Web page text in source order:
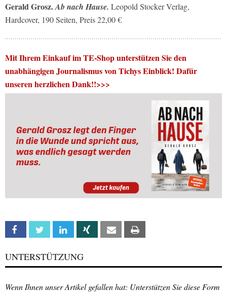
Gerald Grosz.Ab nach Hause. Leopold Stocker Verlag,
Hardcover, 190 Seiten, Preis 22,00 €
Mit Ihrem Einkauf im TE-Shop unterstützen Sie den
unabhängigen Journalismus von Tichys Einblick! Dafür
unseren herzlichen Dank!!>>>
Facebook Twitter Linkedin Xing Email
UNTERSTÜTZUNG
Wenn Ihnen unser Artikel gefallen hat: Unterstützen Sie diese Form